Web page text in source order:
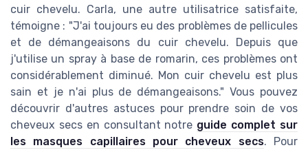
cuir chevelu. Carla, une autre utilisatrice satisfaite,
témoigne : "J'ai toujours eu des problèmes de pellicules
et de démangeaisons du cuir chevelu. Depuis que
j'utilise un spray à base de romarin, ces problèmes ont
considérablement diminué. Mon cuir chevelu est plus
sain et je n'ai plus de démangeaisons." Vous pouvez
découvrir d'autres astuces pour prendre soin de vos
cheveux secs en consultant notre guide complet sur
les masques capillaires pour cheveux secs. Pour